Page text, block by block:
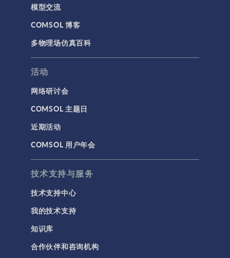
模型交流
COMSOL 博客
多物理场仿真百科
活动
网络研讨会
COMSOL 主题日
近期活动
COMSOL 用户年会
技术支持与服务
技术支持中心
我的技术支持
知识库
合作伙伴和咨询机构